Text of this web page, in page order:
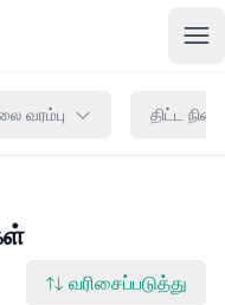
வரம்பு திட்ட நிலை
வரிசைப்படுத்து